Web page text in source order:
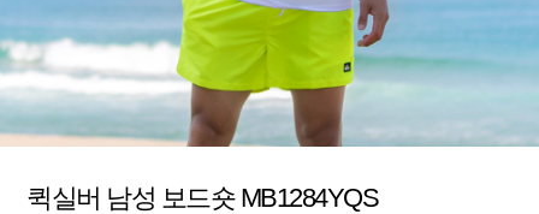
퀵실버 남성 보드숏 MB1284YQS